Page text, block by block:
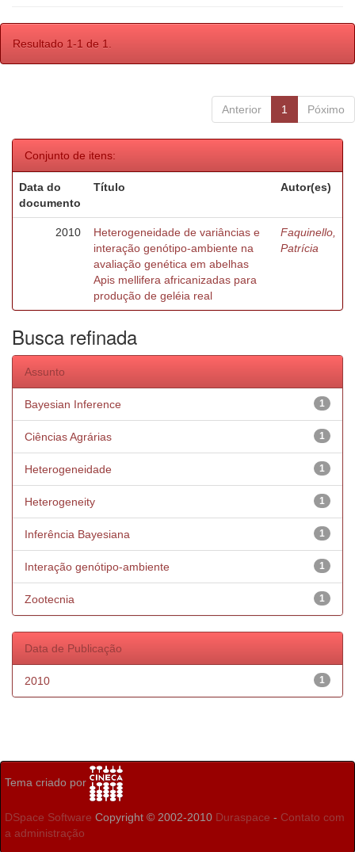
Resultado 1-1 de 1.
Anterior 1 Póximo
Conjunto de itens:
Data do
documento
Título Autor(es)
2010
Heterogeneidade de variâncias e
interação genótipo-ambiente na
avaliação genética em abelhas
Apis mellifera africanizadas para
produção de geléia real
Faquinello,
Patrícia
Busca refinada
Assunto
1
Bayesian Inference
1
Ciências Agrárias
1
Heterogeneidade
1
Heterogeneity
1
Inferência Bayesiana
1
Interação genótipo-ambiente
1
Zootecnia
Data de Publicação
1
2010
Tema criado por
DSpace Software Copyright © 2002-2010 Duraspace - Contato com
a administração